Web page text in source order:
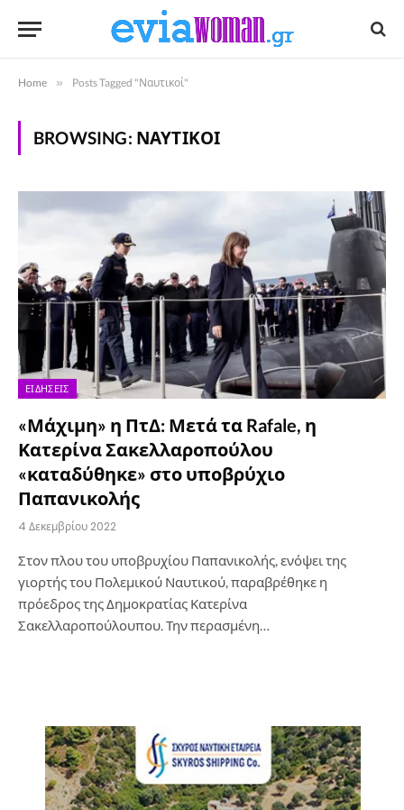
Home » Posts Tagged "Ναυτικοί"
BROWSING: ΝΑΥΤΙΚΟΊ
ΕΙΔΉΣΕΙΣ
«Μάχιμη» η ΠτΔ: Μετά τα Rafale, η
Κατερίνα Σακελλαροπούλου
«καταδύθηκε» στο υποβρύχιο
Παπανικολής
4 Δεκεμβρίου 2022
Στον πλου του υποβρυχίου Παπανικολής, ενόψει της
γιορτής του Πολεμικού Ναυτικού, παραβρέθηκε η
πρόεδρος της Δημοκρατίας Κατερίνα
Σακελλαροπούλουπου. Την περασμένη…